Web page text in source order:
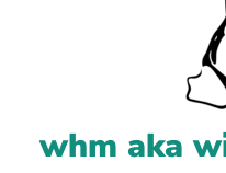
whm aka